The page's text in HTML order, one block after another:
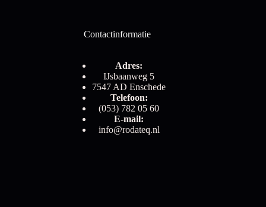
Contactinformatie
Adres:
IJsbaanweg 5
7547 AD Enschede
Telefoon:
(053) 782 05 60
E-mail:
info@rodateq.nl